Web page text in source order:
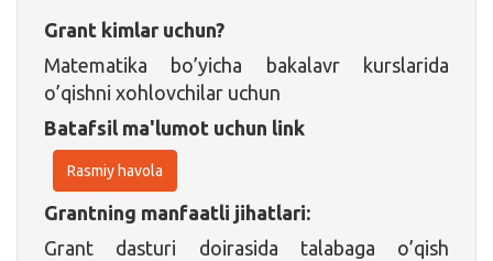
Grant kimlar uchun?
Matematika bo’yicha bakalavr kurslarida
o’qishni xohlovchilar uchun
Batafsil ma'lumot uchun link
Rasmiy havola
Grantning manfaatli jihatlari:
Grant dasturi doirasida talabaga o’qish